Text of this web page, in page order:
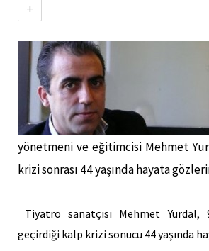
+
yönetmeni ve eğitimcisi Mehmet
krizi sonrası 44 yaşında hayata
Tiyatro sanatçısı Mehmet Yurdal,
geçirdiği kalp krizi sonucu 44 yaşında